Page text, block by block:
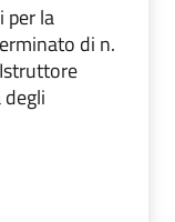
per la
di n.